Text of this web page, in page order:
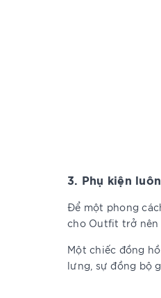
3. Phụ kiện
Để một phong
cho Outfit trở nên
Một chiếc đồng
lưng, sự đồng bộ